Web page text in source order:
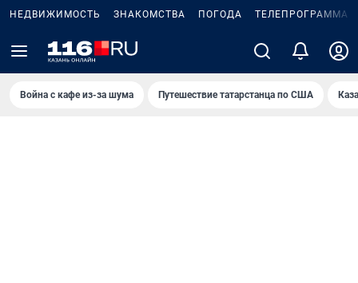
НЕДВИЖИМОСТЬ ЗНАКОМСТВА ПОГОДА ТЕЛЕПРОГРАММА
Война с кафе из-за шума Путешествие татарстанца по США